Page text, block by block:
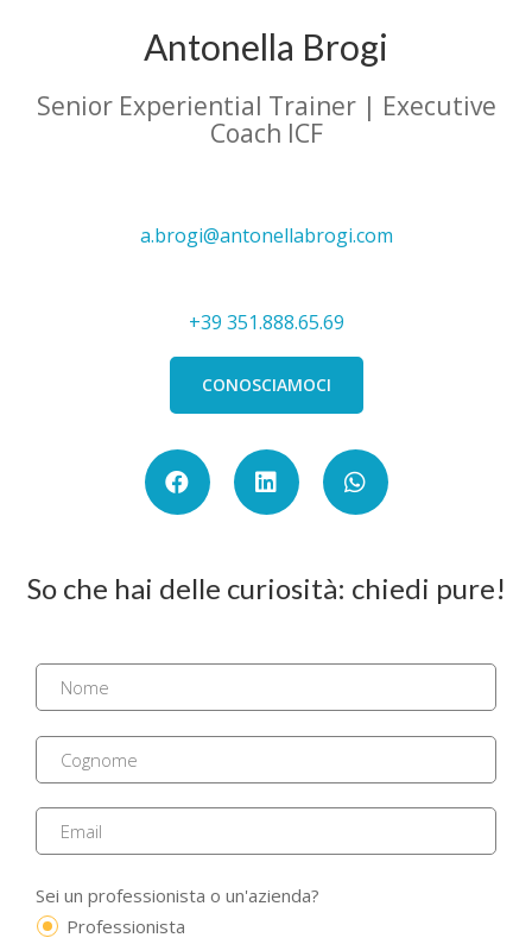
Antonella Brogi
Senior Experiential Trainer | Executive
Coach ICF
a.brogi@antonellabrogi.com
+39 351.888.65.69
CONOSCIAMOCI
So che hai delle curiosità: chiedi pure!
Sei un professionista o un'azienda?
Professionista